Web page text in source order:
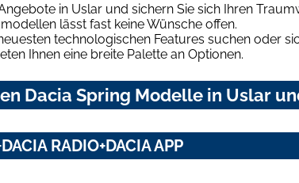
in Uslar und sichern Sie sich Ihren
lässt fast keine Wünsche offen.
technologischen Features suchen oder
Ihnen eine breite Palette an Optionen.
Dacia Spring Modelle in Uslar
RADIO+DACIA APP